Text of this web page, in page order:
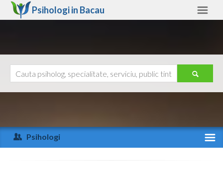
Psihologi in Bacau
Arad
Arges
Ajutor
Psihologi